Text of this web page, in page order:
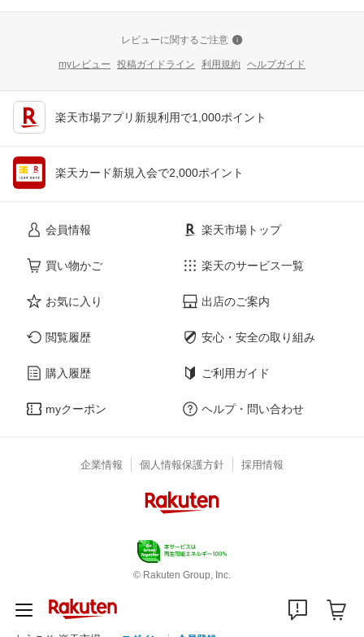
レビューに関するご注意
myレビュー 投稿ガイドライン 利用規約 ヘルプガイド
楽天市場アプリ新規利用で1,000ポイント
楽天カード新規入会で2,000ポイント
会員情報
買い物かご
お気に入り
閲覧履歴
購入履歴
myクーポン
楽天市場トップ
楽天のサービス一覧
出店のご案内
安心・安全の取り組み
ご利用ガイド
ヘルプ・問い合わせ
企業情報 個人情報保護方針 採用情報
© Rakuten Group, Inc.